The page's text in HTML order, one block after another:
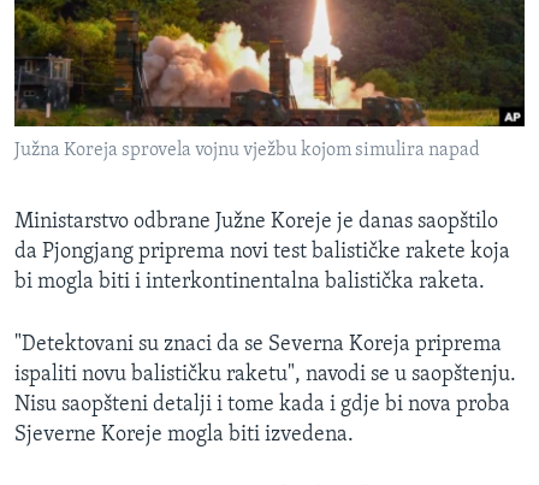
MAGAZIN
O GLASU AMERIKE
Learning English
Južna Koreja sprovela vojnu vježbu kojom simulira napad
Ministarstvo odbrane Južne Koreje je danas saopštilo
da Pjongjang priprema novi test balističke rakete koja
bi mogla biti i interkontinentalna balistička raketa.
"Detektovani su znaci da se Severna Koreja priprema
ispaliti novu balističku raketu", navodi se u saopštenju.
Nisu saopšteni detalji i tome kada i gdje bi nova proba
Sjeverne Koreje mogla biti izvedena.